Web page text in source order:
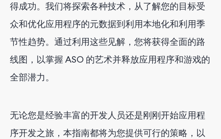
得成功。我们将探索各种技术，从了解您的目标受
众和优化应用程序的元数据到利用本地化和利用季
节性趋势。通过利用这些见解，您将获得全面的路
线图，以掌握 ASO 的艺术并释放应用程序和游戏的
全部潜力。
无论您是经验丰富的开发人员还是刚刚开始应用程
序开发之旅，本指南都将为您提供可行的策略，以